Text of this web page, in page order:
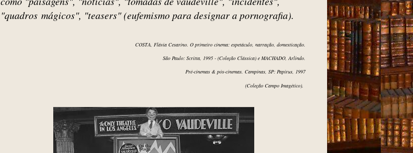
"quadros mágicos", "teasers" (eufemismo para designar a pornografia).
COSTA, Flávia Cesarino. O primeiro cinema: espetáculo, narração, domesticação.
São Paulo: Scritta, 1995 - (Coleção Clássica) e MACHADO, Arlindo.
Pré-cinemas & pós-cinemas. Campinas, SP: Papirus, 1997
(Coleção Campo Imagético).